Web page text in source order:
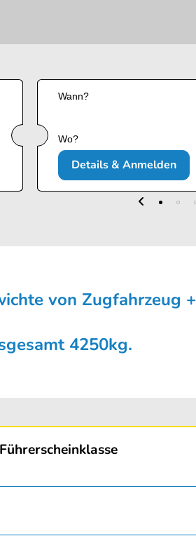
Wann?
Wo?
Details & Anmelden
von Zugfahrzeug
4250kg.